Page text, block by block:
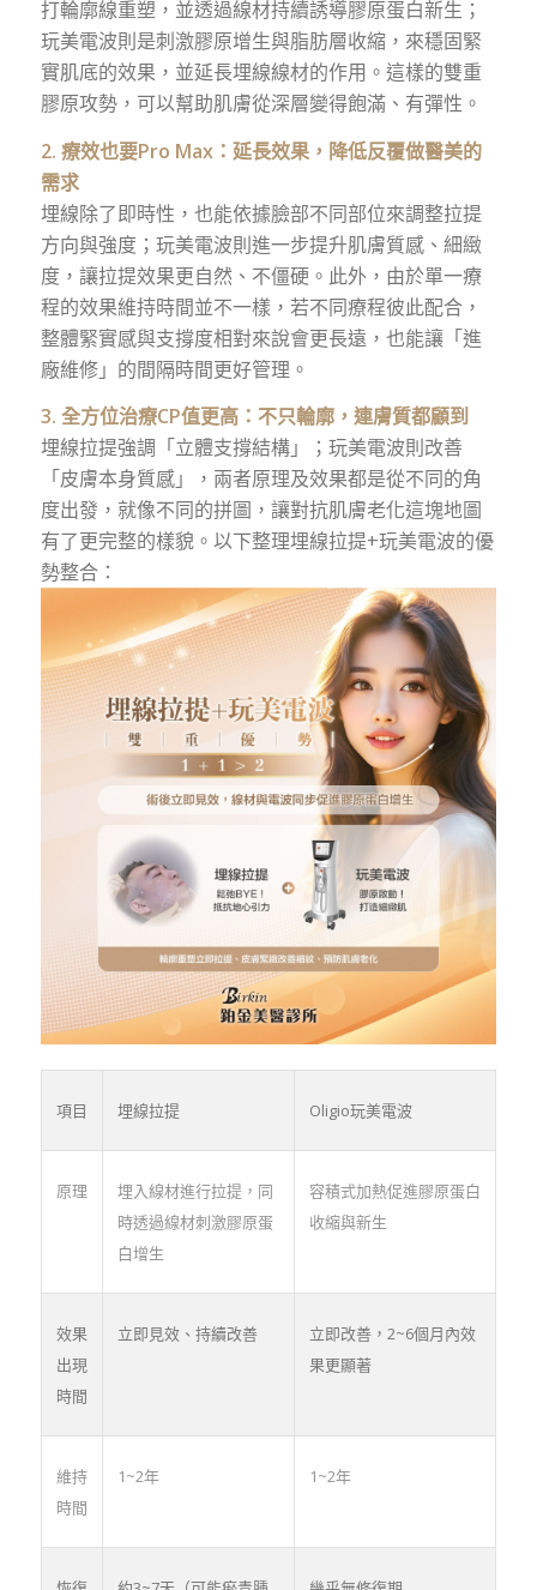
打輪廓線重塑，並透過線材持續誘導膠原蛋白新生；
玩美電波則是刺激膠原增生與脂肪層收縮，來穩固緊
實肌底的效果，並延長埋線線材的作用。這樣的雙重
膠原攻勢，可以幫助肌膚從深層變得飽滿、有彈性。
2. 療效也要Pro Max：延長效果，降低反覆做醫美的
需求
埋線除了即時性，也能依據臉部不同部位來調整拉提
方向與強度；玩美電波則進一步提升肌膚質感、細緻
度，讓拉提效果更自然、不僵硬。此外，由於單一療
程的效果維持時間並不一樣，若不同療程彼此配合，
整體緊實感與支撐度相對來說會更長遠，也能讓「進
廠維修」的間隔時間更好管理。
3. 全方位治療CP值更高：不只輪廓，連膚質都顧到
埋線拉提強調「立體支撐結構」；玩美電波則改善
「皮膚本身質感」，兩者原理及效果都是從不同的角
度出發，就像不同的拼圖，讓對抗肌膚老化這塊地圖
有了更完整的樣貌。以下整理埋線拉提+玩美電波的優
勢整合：
項目 埋線拉提 Oligio玩美電波
原理
埋入線材進行拉提，同
時透過線材刺激膠原蛋
白增生
容積式加熱促進膠原蛋白
收縮與新生
效果
出現
時間
立即見效、持續改善
立即改善，2~6個月內效
果更顯著
維持
時間
1~2年 1~2年